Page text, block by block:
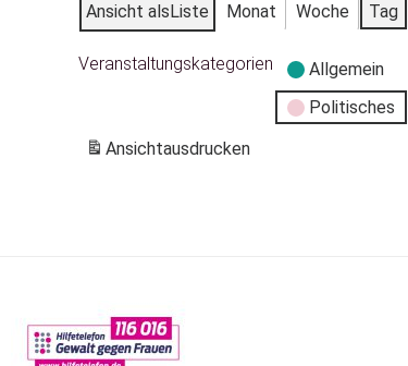
Ansicht alsListe Monat Woche Tag
Veranstaltungskategorien Allgemein
Politisches
Ansichtausdrucken